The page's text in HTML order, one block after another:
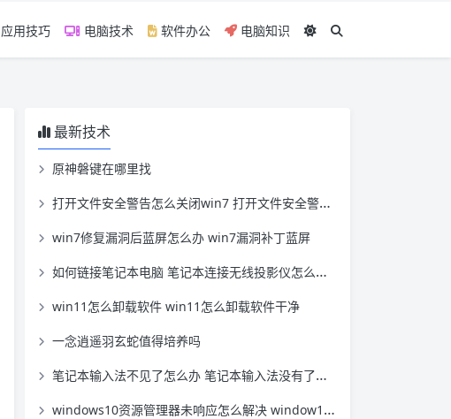
应用技巧 电脑技术 软件办公 电脑知识
最新技术
原神磐键在哪里找
打开文件安全警告怎么关闭win7 打开文件安全警告怎么关闭win11
win7修复漏洞后蓝屏怎么办 win7漏洞补丁蓝屏
如何链接笔记本电脑 笔记本连接无线投影仪怎么连接
win11怎么卸载软件 win11怎么卸载软件干净
一念逍遥羽玄蛇值得培养吗
笔记本输入法不见了怎么办 笔记本输入法没有了怎么办
windows10资源管理器未响应怎么解决 window10资源管理器无响应